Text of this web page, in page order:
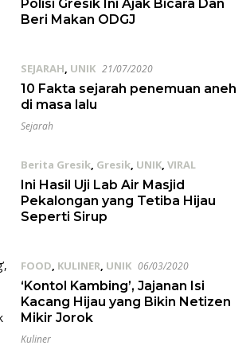
Polisi Gresik Ini Ajak Bicara Dan
Beri Makan ODGJ
SEJARAH, UNIK 21/07/2020
10 Fakta sejarah penemuan aneh
di masa lalu
Sejarah
Berita Gresik, Gresik, UNIK, VIRAL
06/03/2020
Ini Hasil Uji Lab Air Masjid
Pekalongan yang Tetiba Hijau
Seperti Sirup
FOOD, KULINER, UNIK 06/03/2020
‘Kontol Kambing’, Jajanan Isi
Kacang Hijau yang Bikin Netizen
Mikir Jorok
Kuliner